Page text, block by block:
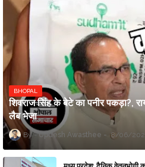
BHOPAL
शिवराज सिंह के बेटे का पनीर पकड़ा?,
लैब भेजा
Updesh Awasthee 8/06/